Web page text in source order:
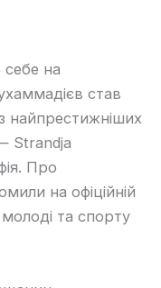
на
став
найпрестижніших
Strandja
Про
на офіційній
молоді та спорту